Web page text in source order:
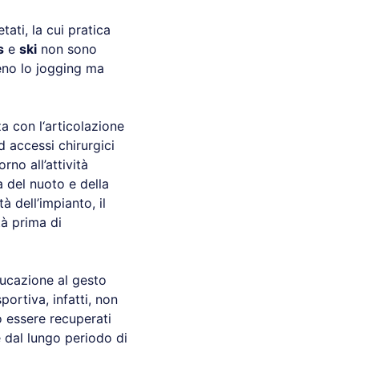
la cui pratica
e ski non sono
lo jogging ma
con l‘articolazione
accessi chirurgici
all’attività
del nuoto e della
dell’impianto, il
prima di
al gesto
infatti, non
essere recuperati
dal lungo periodo di